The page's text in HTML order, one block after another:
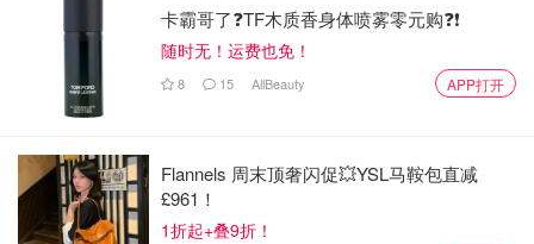
卡霸哥了❓TF木质香身体喷雾零元购❓❗
随时无！运费也免！
8 15 AllBeauty APP打开
Flannels 周末顶奢闪促💥YSL马鞍包直减
£961！
1折起+叠9折！